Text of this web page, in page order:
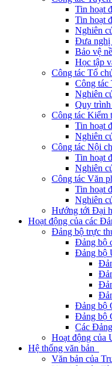
Tin hoạt
Tin hoạt
Nghiên
Đưa nghị
Bảo vệ
Học tập
Công tác Tổ
Công tác
Nghiên
Quy
Công tác Kiểm
Tin hoạt
Nghiên
Công tác Nội
Tin hoạt
Nghiên
Công tác Văn
Tin hoạt
Nghiên
Hướng tới Đại
Hoạt động của các
Đảng bộ trực
Đảng bộ
Đảng bộ
Đảng bộ
Đảng bộ
Các
Hoạt động của
Hệ thống văn bản
Văn bản của